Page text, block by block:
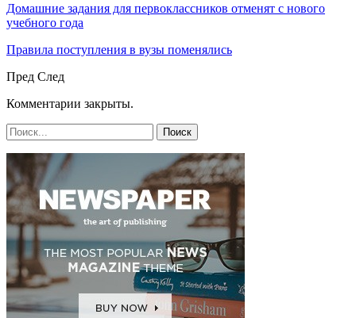
Домашние задания для первоклассников отменят с нового
учебного года
Правила поступления в вузы поменялись
Пред След
Комментарии закрыты.